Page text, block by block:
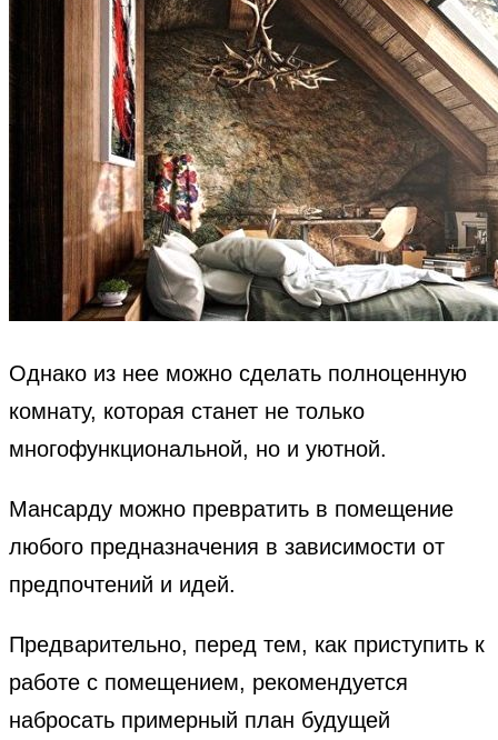
Однако из нее можно сделать полноценную
комнату, которая станет не только
многофункциональной, но и уютной.
Мансарду можно превратить в помещение
любого предназначения в зависимости от
предпочтений и идей.
Предварительно, перед тем, как приступить к
работе с помещением, рекомендуется
набросать примерный план будущей